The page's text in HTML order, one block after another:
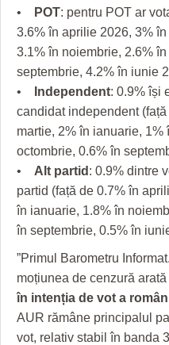
•
POT: pentru POT ar
3.6% în aprilie 2026, 3%
3.1% în noiembrie, 2.6%
septembrie, 4.2% în iunie
•
Independent: 0.9% își
candidat independent
martie, 2% în ianuarie, 1%
octombrie, 0.6% în
• Alt partid : 0.9% dintre
partid (față de 0.7% în
în ianuarie, 1.8% în
în septembrie, 0.5% în
”Primul Barometru
moțiunea de cenzură arată
în intenția de vot a
AUR rămâne principalul
vot, relativ stabil în banda